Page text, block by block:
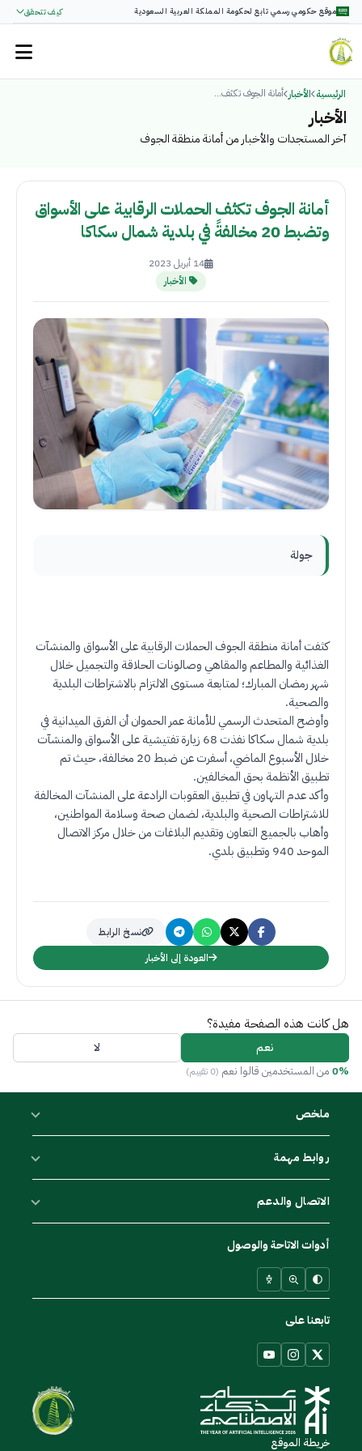
موقع حكومي رسمي تابع لحكومة المملكة العربية السعودية كيف تتحقق
الرئيسية الأخبار أمانة الجوف تكثف...
الأخبار
آخر المستجدات والأخبار من أمانة منطقة الجوف
أمانة الجوف تكثف الحملات الرقابية على الأسواق
وتضبط 20 مخالفةً في بلدية شمال سكاكا
14 أبريل 2023
الأخبار
جولة
كثفت أمانة منطقة الجوف الحملات الرقابية على الأسواق والمنشآت
الغذائية والمطاعم والمقاهي وصالونات الحلاقة والتجميل خلال
شهر رمضان المبارك؛ لمتابعة مستوى الالتزام بالاشتراطات البلدية
والصحية.
وأوضح المتحدث الرسمي للأمانة عمر الحموان أن الفرق الميدانية في
بلدية شمال سكاكا نفذت 68 زيارة تفتيشية على الأسواق والمنشآت
خلال الأسبوع الماضي، أسفرت عن ضبط 20 مخالفة، حيث تم
تطبيق الأنظمة بحق المخالفين.
وأكد عدم التهاون في تطبيق العقوبات الرادعة على المنشآت المخالفة
للاشتراطات الصحية والبلدية، لضمان صحة وسلامة المواطنين،
وأهاب بالجميع التعاون وتقديم البلاغات من خلال مركز الاتصال
الموحد 940 وتطبيق بلدي
.
نسخ الرابط
العودة إلى الأخبار
هل كانت هذه الصفحة مفيدة؟
نعم لا
0% من المستخدمين قالوا نعم (0 تقييم)
ملخص
روابط مهمة
الاتصال والدعم
أدوات الاتاحة والوصول
تابعنا على
خريطة الموقع